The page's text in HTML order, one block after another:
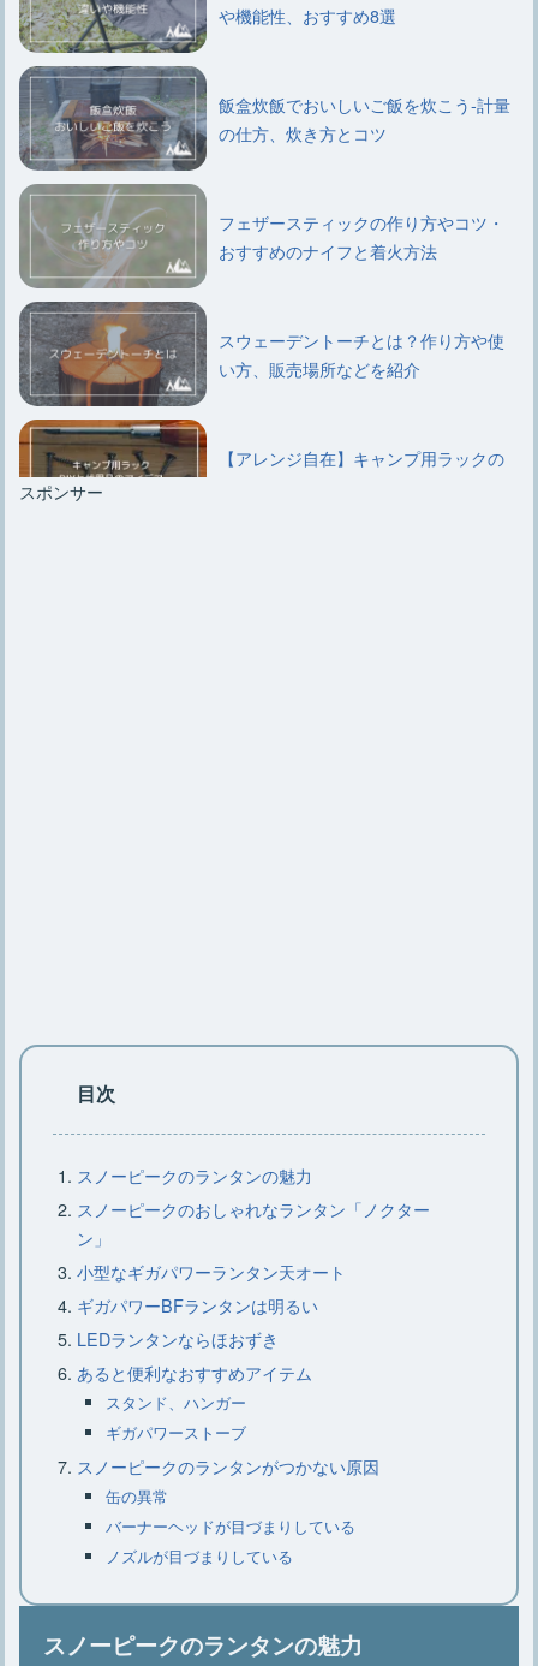
や機能性、おすすめ8選
飯盒炊飯でおいしいご飯を炊こう-計量
の仕方、炊き方とコツ
フェザースティックの作り方やコツ・
おすすめのナイフと着火方法
スウェーデントーチとは？作り方や使
い方、販売場所などを紹介
【アレンジ自在】キャンプ用ラックの
キャンプ用鉄板のお手入れ方法や選び
【コールマンのジェネレーター】仕組
みや交換時期、分解について
【小型クーラーボックス】種類や素
材、選び方、おすすめ15選
キャンプに枕は必要？キャンプにおす
すめなニトリの枕
大型クーラーボックスはこれでキマ
リ・選び方のコツとおすすめ7選
キャンプでラックは必要？ニトリのお
スポンサー
目次
スノーピークのランタンの魅力
スノーピークのおしゃれなランタン「ノクター
ン」
小型なギガパワーランタン天オート
ギガパワーBFランタンは明るい
LEDランタンならほおずき
あると便利なおすすめアイテム
スタンド、ハンガー
ギガパワーストーブ
スノーピークのランタンがつかない原因
缶の異常
バーナーヘッドが目づまりしている
ノズルが目づまりしている
スノーピークのランタンの魅力